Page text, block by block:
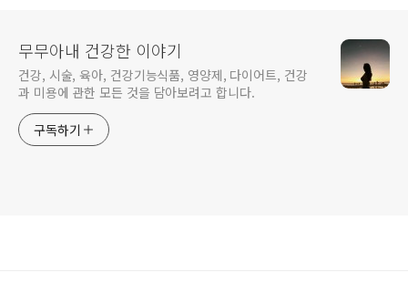
무무아내 건강한 이야기
건강, 시술, 육아, 건강기능식품, 영양제, 다이어트, 건강
과 미용에 관한 모든 것을 담아보려고 합니다.
구독하기